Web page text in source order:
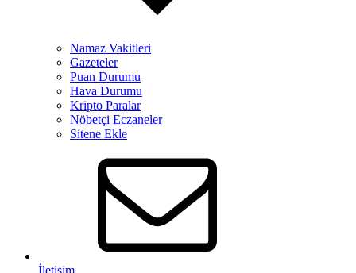
Namaz Vakitleri
Gazeteler
Puan Durumu
Hava Durumu
Kripto Paralar
Nöbetçi Eczaneler
Sitene Ekle
İletişim